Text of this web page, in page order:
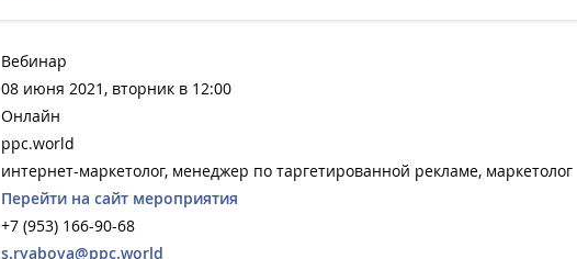
Вебинар
08 июня 2021, вторник в 12:00
Онлайн
ppc.world
интернет-маркетолог, менеджер по таргетированной рекламе, маркетолог
Перейти на сайт мероприятия
+7 (953) 166-90-68
s.ryabova@ppc.world